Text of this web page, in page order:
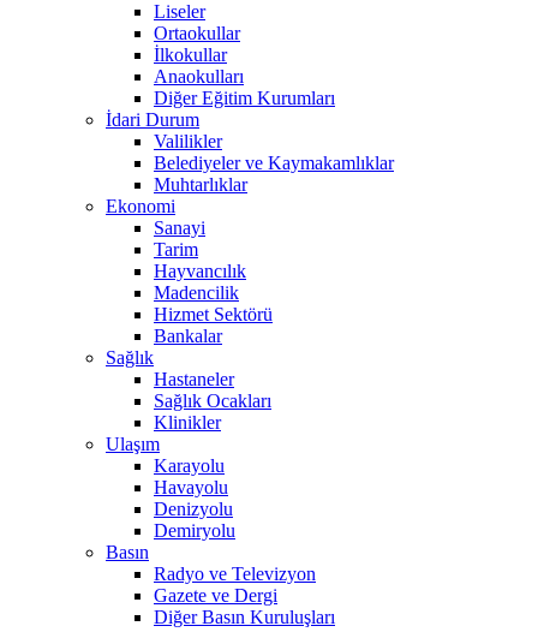
Liseler
Ortaokullar
İlkokullar
Anaokulları
Diğer Eğitim Kurumları
İdari Durum
Valilikler
Belediyeler ve Kaymakamlıklar
Muhtarlıklar
Ekonomi
Sanayi
Tarim
Hayvancılık
Madencilik
Hizmet Sektörü
Bankalar
Sağlık
Hastaneler
Sağlık Ocakları
Klinikler
Ulaşım
Karayolu
Havayolu
Denizyolu
Demiryolu
Basın
Radyo ve Televizyon
Gazete ve Dergi
Diğer Basın Kuruluşları